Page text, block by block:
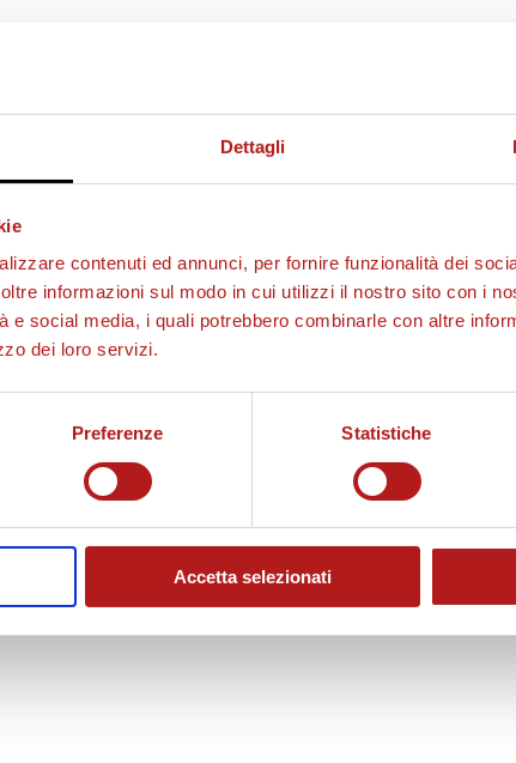
Dettagli
contenuti ed annunci, per fornire funzionalità dei
informazioni sul modo in cui utilizzi il nostro sito con i
e social media, i quali potrebbero combinarle con altre
dei loro servizi.
Preferenze Statistiche
Accetta selezionati